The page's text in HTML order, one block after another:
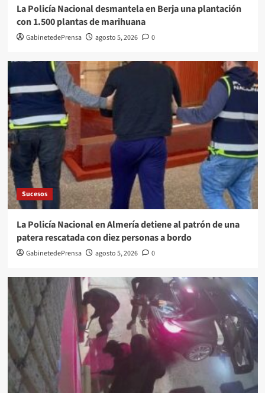
La Policía Nacional desmantela en Berja una plantación
con 1.500 plantas de marihuana
GabinetedePrensa agosto 5, 2026 0
Sucesos
La Policía Nacional en Almería detiene al patrón de una
patera rescatada con diez personas a bordo
GabinetedePrensa agosto 5, 2026 0